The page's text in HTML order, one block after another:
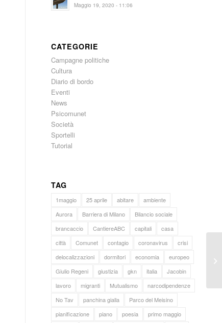
Maggio 19, 2020 - 11:06
CATEGORIE
Campagne politiche
Cultura
Diario di bordo
Eventi
News
Psicomunet
Società
Sportelli
Tutorial
TAG
1maggio 25 aprile abitare
ambiente
Aurora
Barriera di Milano
Bilancio sociale
brancaccio
CantiereABC capitali
casa
città
Comunet contagio coronavirus
crisi
delocalizzazioni
dormitori economia
europeo
Giulio Regeni
giustizia gkn italia
Jacobin
lavoro
migranti Mutualismo
narcodipendenze
No Tav
panchina gialla
Parco del Meisino
pianificazione
piano poesia
primo maggio